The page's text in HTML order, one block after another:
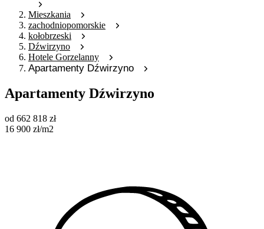
Mieszkania
zachodniopomorskie
kołobrzeski
Dźwirzyno
Hotele Gorzelanny
Apartamenty Dźwirzyno
Apartamenty Dźwirzyno
od 662 818 zł
16 900 zł/m2